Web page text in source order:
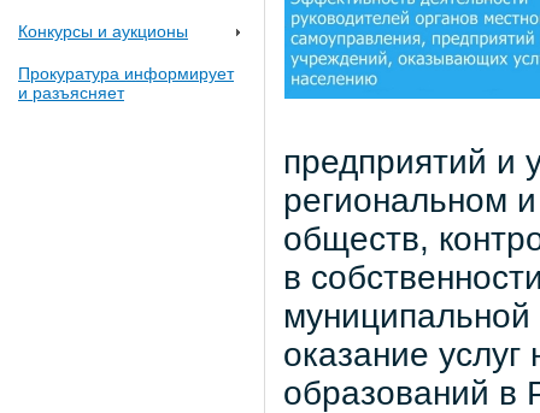
Конкурсы и аукционы
Прокуратура информирует
и разъясняет
предприятий и
региональном
обществ,
в
оказание
образований в